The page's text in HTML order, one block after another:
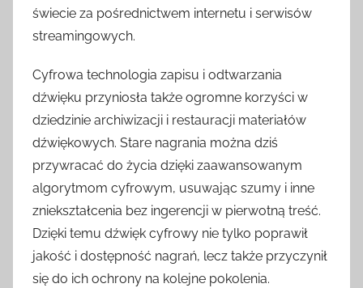
świecie za pośrednictwem internetu i serwisów
streamingowych.
Cyfrowa technologia zapisu i odtwarzania
dźwięku przyniosła także ogromne korzyści w
dziedzinie archiwizacji i restauracji materiałów
dźwiękowych. Stare nagrania można dziś
przywracać do życia dzięki zaawansowanym
algorytmom cyfrowym, usuwając szumy i inne
zniekształcenia bez ingerencji w pierwotną treść.
Dzięki temu dźwięk cyfrowy nie tylko poprawił
jakość i dostępność nagrań, lecz także przyczynił
się do ich ochrony na kolejne pokolenia.